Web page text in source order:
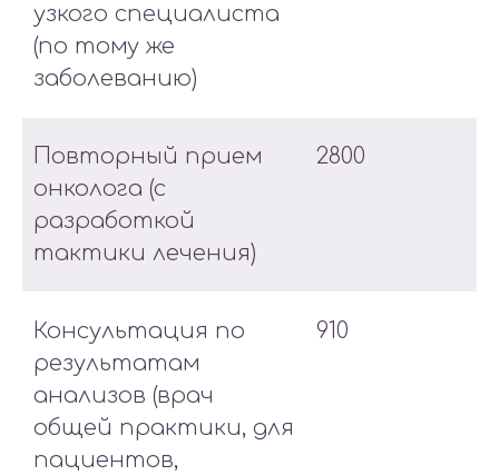
узкого специалиста
(по тому же
заболеванию)
Повторный прием
онколога (с
разработкой
тактики лечения)
2800
Консультация по
результатам
анализов (врач
общей практики, для
пациентов,
910